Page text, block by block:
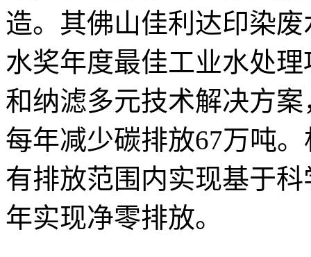
造。其佛山佳利达印染
水奖年度最佳工业水处
和纳滤多元技术解决方
每年减少碳排放67万吨
有排放范围内实现基于
年实现净零排放。